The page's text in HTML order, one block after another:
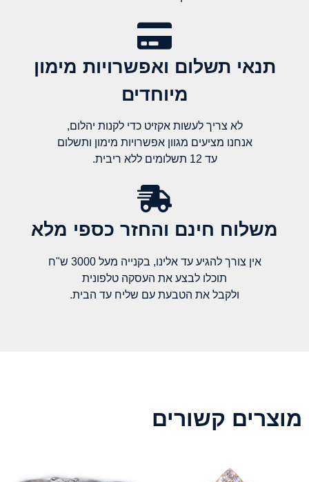
תנאי תשלום ואפשרויות מימון
מיוחדים
לא צריך לעשות אקזיט כדי לקנות יהלום,
אנחנו מציעים מגוון אפשרויות מימון ותשלום
עד 12 תשלומים ללא ריבית.
משלוח חינם והחזר כספי מלא​
אין צורך להגיע עד אלינו, בקנייה מעל 3000 ש"ח
תוכלו לבצע את העסקה טלפונית
ולקבל את הטבעת עם שליח עד הבית.
מוצרים קשורים